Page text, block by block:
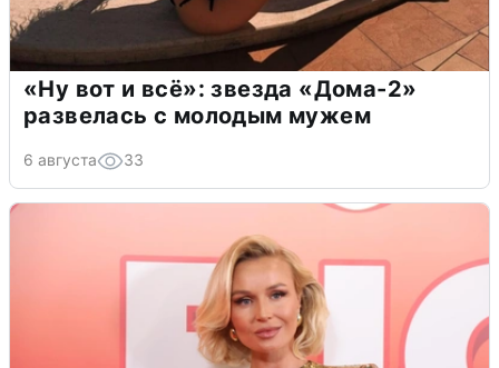
«Ну вот и всё»: звезда «Дома-2»
развелась с молодым мужем
6 августа 33